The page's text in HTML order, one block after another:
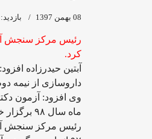
08 بهمن 1397 بازدید: 1788
رئیس مرکز سنجش
کرد.
داروسازی از نیمه دوم بهمن
ماه سال ۹۸ برگزار خواهد شد.
رئیس مرکز سنجش